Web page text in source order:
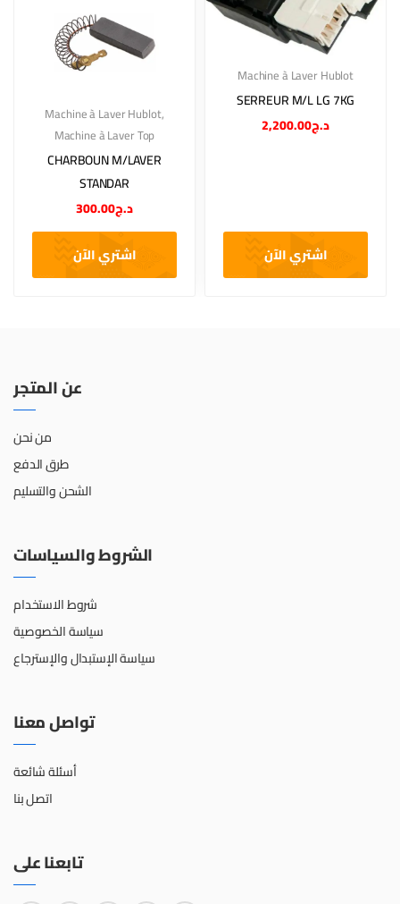
Machine à Laver Hublot,
Machine à Laver Top
CHARBOUN M/LAVER
STANDAR
د.ج300.00
اشتري الآن
Machine à Laver Hublot
SERREUR M/L LG 7KG
د.ج2,200.00
اشتري الآن
عن المتجر
من نحن
طرق الدفع
الشحن والتسليم
الشروط والسياسات
شروط الاستخدام
سياسة الخصوصية
سياسة الإستبدال والإسترجاع
تواصل معنا
أسئلة شائعة
اتصل بنا
تابعنا على